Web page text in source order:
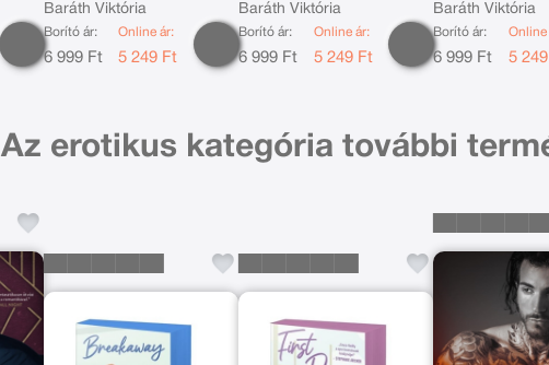
Baráth Viktória
Borító ár:
6 999 Ft
Online ár:
5 249 Ft
Baráth Viktória
Borító ár:
6 999 Ft
Online ár:
5 249 Ft
Baráth Viktória
Borító ár:
6 999 Ft
Online
5
Az erotikus kategória további